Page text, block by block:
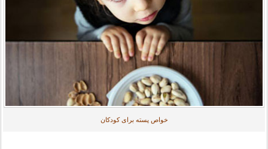
خواص پسته برای کودکان